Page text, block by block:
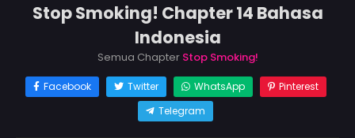
Stop Smoking! Chapter 14 Bahasa
Indonesia
Semua Chapter Stop Smoking!
Facebook Twitter WhatsApp
Pinterest
Telegram